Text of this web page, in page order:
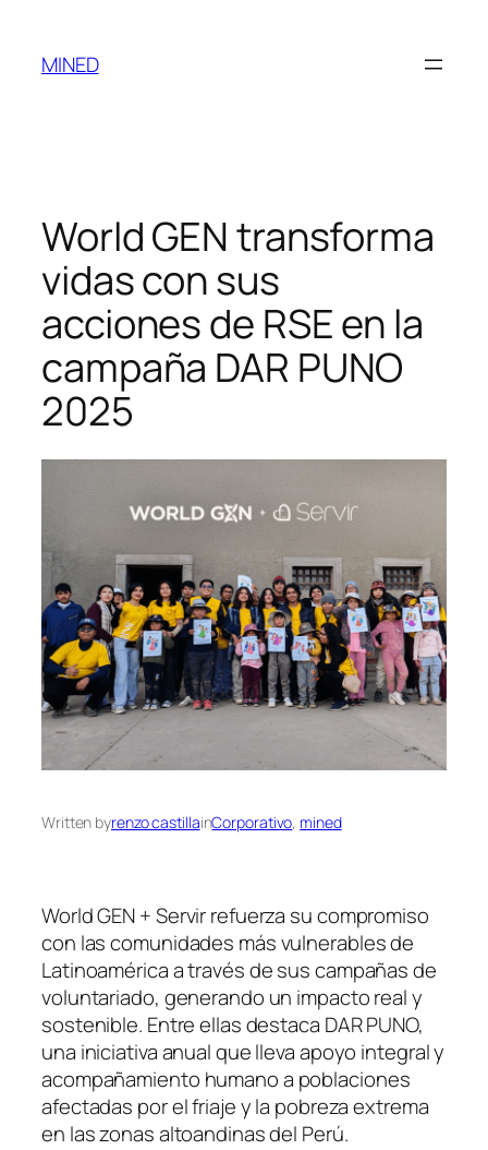
contenido
MINED
World GEN transforma
vidas con sus
acciones de RSE en la
campaña DAR PUNO
2025
Written byrenzo castillainCorporativo, mined
World GEN + Servir refuerza su compromiso
con las comunidades más vulnerables de
Latinoamérica a través de sus campañas de
voluntariado, generando un impacto real y
sostenible. Entre ellas destaca DAR PUNO,
una iniciativa anual que lleva apoyo integral y
acompañamiento humano a poblaciones
afectadas por el friaje y la pobreza extrema
en las zonas altoandinas del Perú.